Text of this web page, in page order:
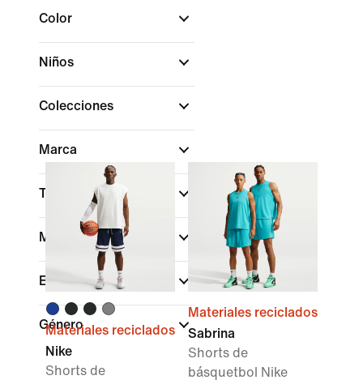
Color
Niños
Colecciones
Marca
Tecnología
Más tallas
En rebaja
Género
Materiales reciclados
Nike
Shorts de
Materiales reciclados
Sabrina
Shorts de
básquetbol Nike